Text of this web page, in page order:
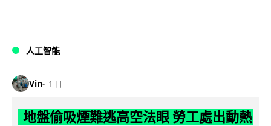
人工智能
Vin 1 日
地盤偷吸煙難逃高空法眼 勞工處出動熱